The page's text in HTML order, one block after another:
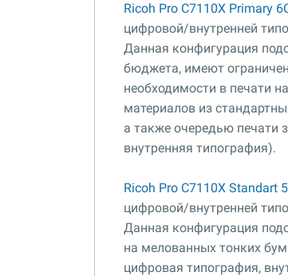
Ricoh Pro C7110X Primary
цифровой/внутренней
Данная конфигурация
бюджета, имеют
необходимости в печати
материалов из
а также очередью печати
внутренняя типография).
Ricoh Pro C7110X Standart
цифровой/внутренней
Данная конфигурация
на мелованных тонких
цифровая типография,